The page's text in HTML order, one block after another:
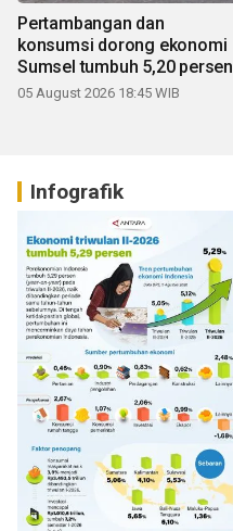
Pertambangan dan
konsumsi dorong ekonomi
Sumsel tumbuh 5,20 persen
05 August 2026 18:45 WIB
Infografik